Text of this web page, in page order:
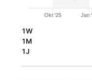
Okt '25 Jan
1W
1M
1J